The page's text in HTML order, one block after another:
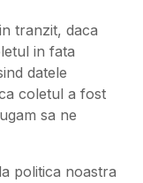
tranzit, daca
in fata
datele
coletul a fost
sa ne
politica noastra